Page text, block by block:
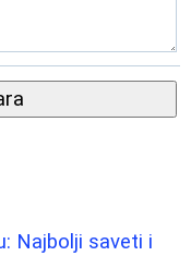
Najbolji saveti i